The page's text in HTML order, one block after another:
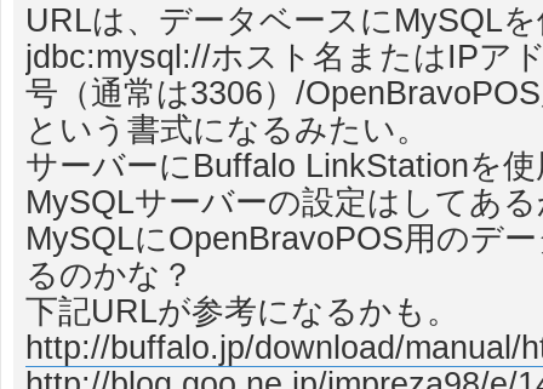
URLは、データベースにMySQL
jdbc:mysql://ホスト名またはIPア
号（通常は3306）/
という書式になるみたい。
サーバーにBuffalo LinkStationを
MySQLサーバーの設定はしてあ
MySQLにOpenBravoPOS用のデ
るのかな？
下記URLが参考になるかも。
http://buffalo.jp/download/manual/